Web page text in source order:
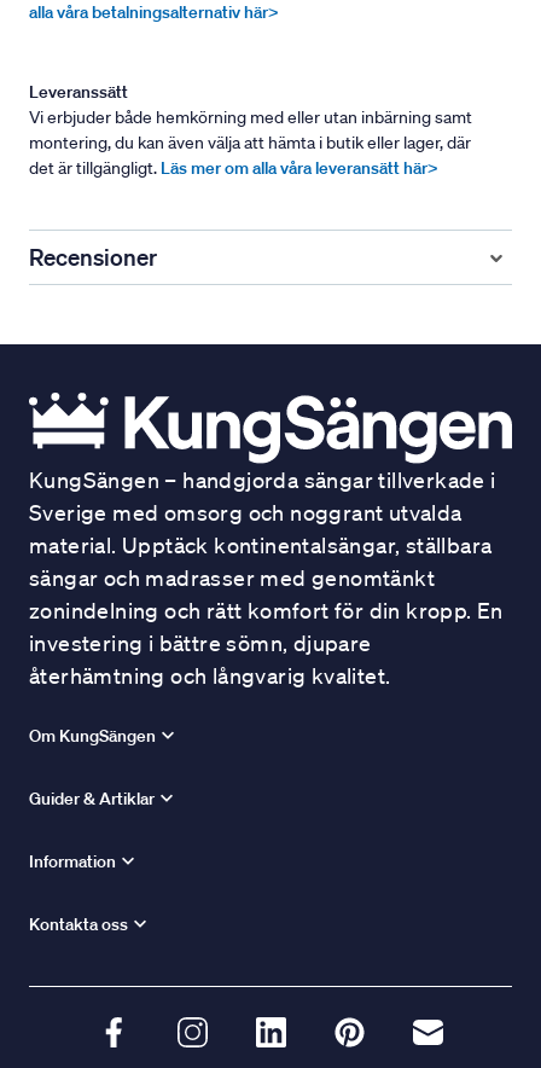
alla våra betalningsalternativ här>
Leveranssätt
Vi erbjuder både hemkörning med eller utan inbärning samt
montering, du kan även välja att hämta i butik eller lager, där
det är tillgängligt. Läs mer om alla våra leveransätt här>
Recensioner
KungSängen – handgjorda sängar tillverkade i
Sverige med omsorg och noggrant utvalda
material. Upptäck kontinentalsängar, ställbara
sängar och madrasser med genomtänkt
zonindelning och rätt komfort för din kropp. En
investering i bättre sömn, djupare
återhämtning och långvarig kvalitet.
Om KungSängen
Guider & Artiklar
Information
Kontakta oss